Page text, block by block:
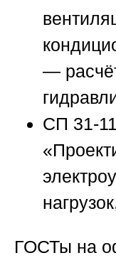
—
СП 31-
ГОСТы на